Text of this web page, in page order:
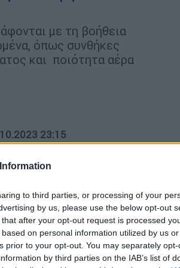
to third parties, or processing of your
by us, please use the below opt-out
after your opt-out request is processed
on personal information utilized by us
prior to your opt-out. You may separately
by third parties on the IAB’s list of
με τη βοήθεια
όπως συνθήκες
και ποιότητα αέρα
23:15
του τμήματος
στον πλανήτη